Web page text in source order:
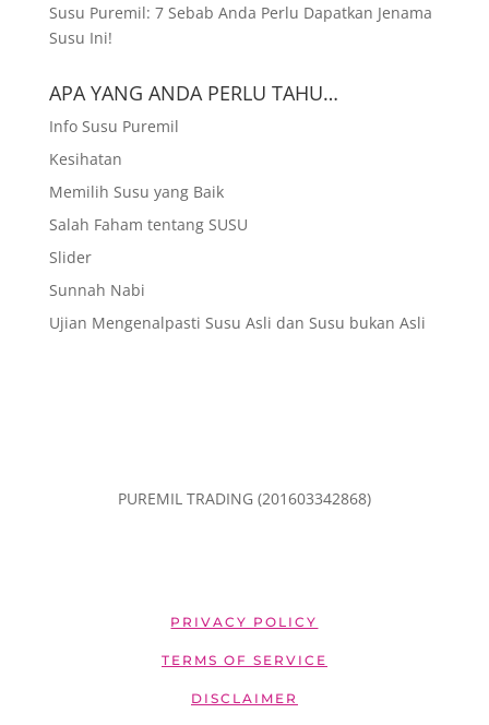
Susu Puremil: 7 Sebab Anda Perlu Dapatkan Jenama
Susu Ini!
APA YANG ANDA PERLU TAHU…
Info Susu Puremil
Kesihatan
Memilih Susu yang Baik
Salah Faham tentang SUSU
Slider
Sunnah Nabi
Ujian Mengenalpasti Susu Asli dan Susu bukan Asli
PUREMIL TRADING (201603342868)
PRIVACY POLICY
TERMS OF SERVICE
DISCLAIMER